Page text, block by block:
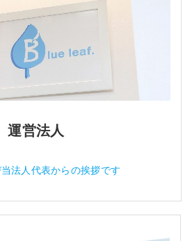
運営法人
法人代表からの挨拶です